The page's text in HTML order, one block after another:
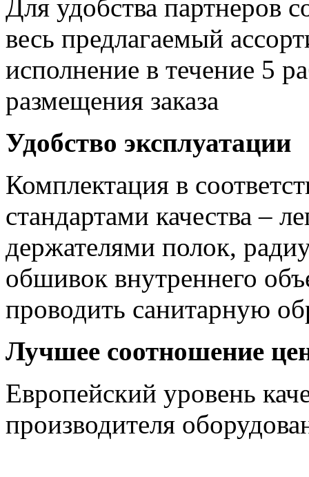
Для удобства партнеров
весь предлагаемый
исполнение в течение 5
размещения заказа
Удобство эксплуатации
Комплектация в
стандартами качества –
держателями полок,
обшивок внутреннего
проводить санитарную
Лучшее соотношение
Европейский уровень
производителя